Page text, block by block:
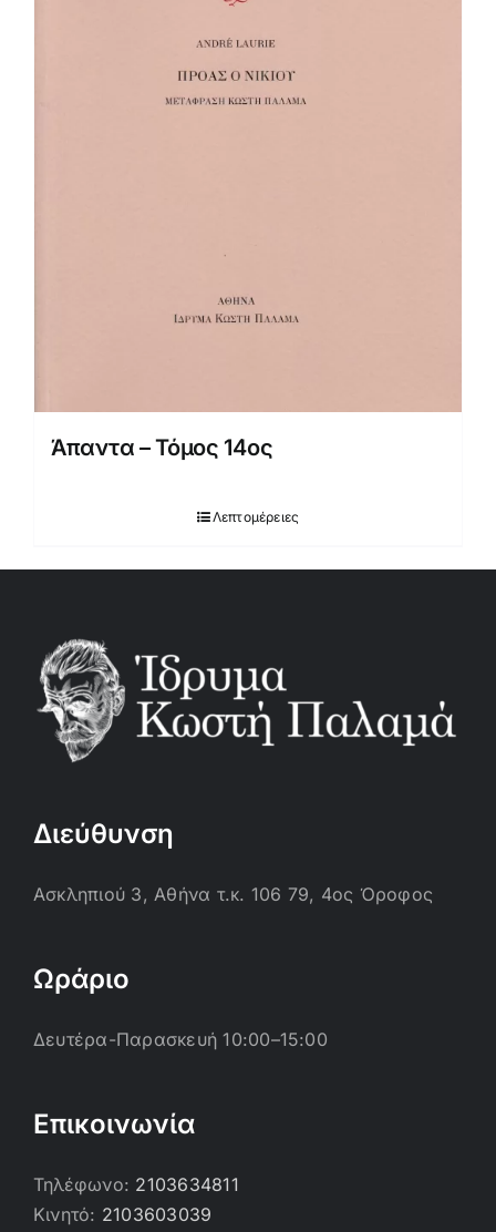
Άπαντα – Τόμος 14ος
Λεπτομέρειες
Διεύθυνση
Ασκληπιού 3, Αθήνα τ.κ. 106 79, 4ος Όροφος
Ωράριο
Δευτέρα-Παρασκευή 10:00–15:00
Επικοινωνία
Τηλέφωνο: 2103634811
Κινητό: 2103603039